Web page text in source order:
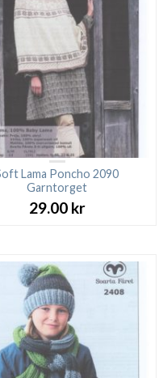
Lama Poncho 2090
Garntorget
29.00 kr